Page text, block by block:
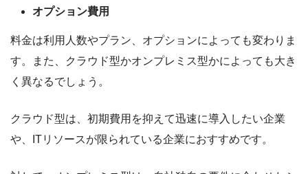
オプション費用
料金は利用人数やプラン、オプションによっても変わりま
す。また、クラウド型かオンプレミス型かによっても大き
く異なるでしょう。
クラウド型は、初期費用を抑えて迅速に導入したい企業
や、ITリソースが限られている企業におすすめです。